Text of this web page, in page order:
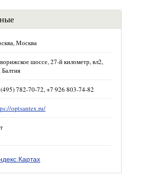
Москва
шоссе, 27-й километр, вл2,
782-70-72, +7 926 803-74-82
optsantex.ru/